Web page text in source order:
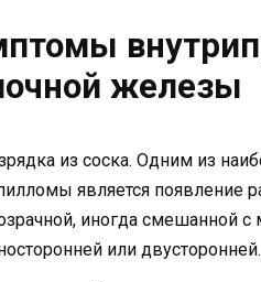
железы
из соска. Одним из
является появление
иногда смешанной
или двусторонней.